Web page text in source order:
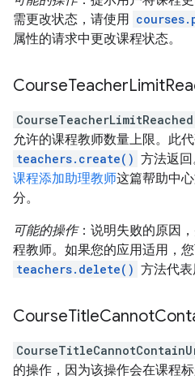
需更改状态，请使用
属性的请求中更改课程状态。
CourseTeacherLimit
CourseTeacherLimitReached
允许的课程教师数量上限。此
teachers.create() 方法返
课程添加助理教师这篇帮助中
分。
可能的操作：说明失败的原因
程教师。如果您的应用适用，
teachers.delete() 方法代表
CourseTitleCannot
的操作，因为该操作会在课程